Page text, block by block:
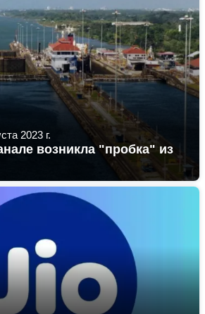
2023 г.
возникла "пробка" из